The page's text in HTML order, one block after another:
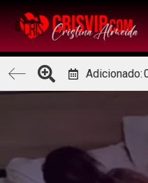
Adicionado: